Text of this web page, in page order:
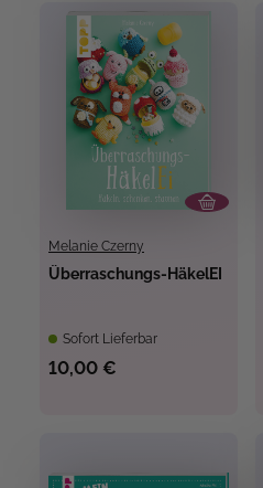
Melanie Czerny
Überraschungs-HäkelEI
Sofort Lieferbar
10,00 €